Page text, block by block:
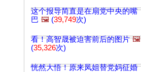
这个报导简直是在扇党中央的嘴
巴 🖼️ (39,749次)
看！高智晟被迫害前后的图片 🖼️
(35,326次)
恍然大悟！原来凤姐替党妈征婚